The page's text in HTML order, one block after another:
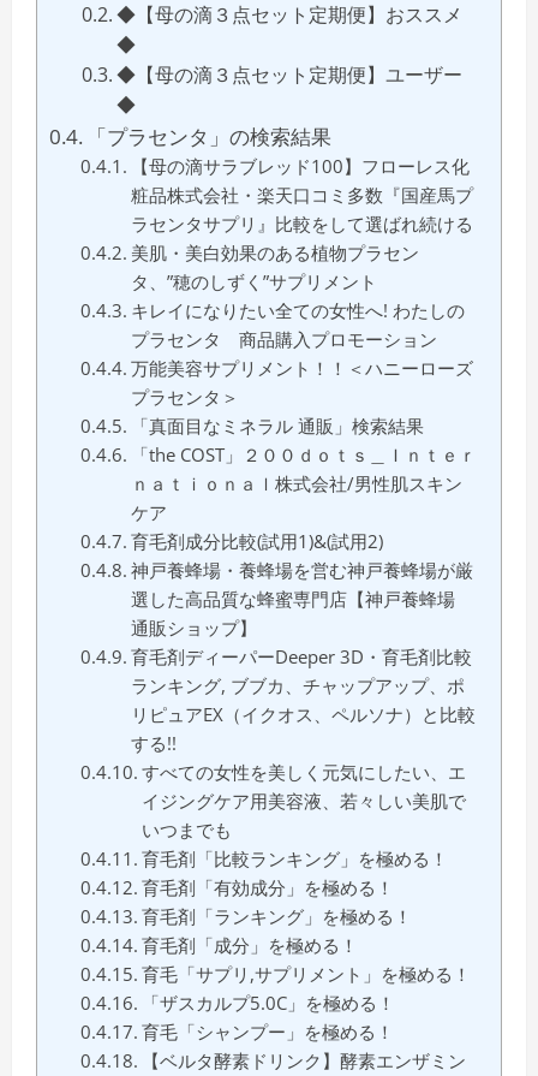
◆【母の滴３点セット定期便】おススメ
◆
◆【母の滴３点セット定期便】ユーザー
◆
「プラセンタ」の検索結果
【母の滴サラブレッド100】フローレス化
粧品株式会社・楽天口コミ多数『国産馬プ
ラセンタサプリ』比較をして選ばれ続ける
美肌・美白効果のある植物プラセン
タ、”穂のしずく”サプリメント
キレイになりたい全ての女性へ! わたしの
プラセンタ 商品購入プロモーション
万能美容サプリメント！！＜ハニーローズ
プラセンタ＞
「真面目なミネラル 通販」検索結果
「the COST」２００ｄｏｔｓ＿Ｉｎｔｅｒ
ｎａｔｉｏｎａｌ株式会社/男性肌スキン
ケア
育毛剤成分比較(試用1)&(試用2)
神戸養蜂場・養蜂場を営む神戸養蜂場が厳
選した高品質な蜂蜜専門店【神戸養蜂場
通販ショップ】
育毛剤ディーパーDeeper 3D・育毛剤比較
ランキング, ブブカ、チャップアップ、ポ
リピュアEX（イクオス、ペルソナ）と比較
する!!
すべての女性を美しく元気にしたい、エ
イジングケア用美容液、若々しい美肌で
いつまでも
育毛剤「比較ランキング」を極める！
育毛剤「有効成分」を極める！
育毛剤「ランキング」を極める！
育毛剤「成分」を極める！
育毛「サプリ,サプリメント」を極める！
「ザスカルプ5.0C」を極める！
育毛「シャンプー」を極める！
【ベルタ酵素ドリンク】酵素エンザミン